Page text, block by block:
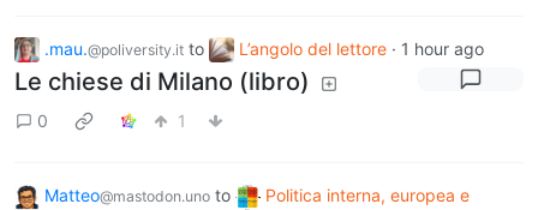
.mau.@poliversity.it to L’angolo del lettore · 1 hour ago
Le chiese di Milano (libro)
0 1
Matteo@mastodon.uno to
Politica interna, europea e